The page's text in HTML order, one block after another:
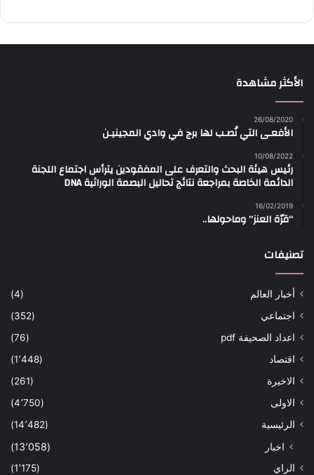
الأكثر مشاهدة
26/08/2020
الأفعـى التي نُصـب لها برج في وادي المجينيـن
10/08/2022
رئيس هيئة البحث والتعرف على المفقودين يترأس اجتماع اللجنة
الدائمة الخاصة بمراجعة نتائج تحاليل البصمة الوراثية DNA
16/02/2019
“قرّة العنز” وماحولها..
تصنيفات
أخبار العالم
(4)
اجتماعي
(352)
اعداد الصحيفة pdf
(76)
اقتصاد
(1٬448)
الاخيرة
(261)
الاولى
(4٬750)
الرئيسية
(14٬482)
اخبار (13٬058)
الراي
(1٬175)